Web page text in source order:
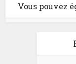
Vous pouvez